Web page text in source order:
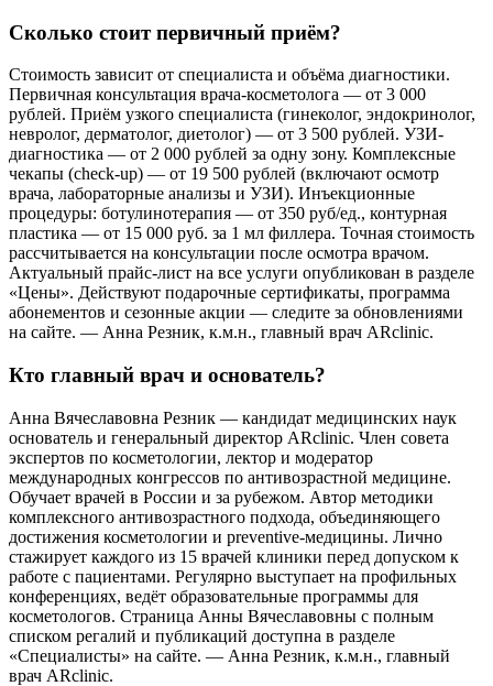
Сколько стоит первичный приём?
Стоимость зависит от специалиста и объёма диагностики.
Первичная консультация врача-косметолога — от 3 000
рублей. Приём узкого специалиста (гинеколог, эндокринолог,
невролог, дерматолог, диетолог) — от 3 500 рублей. УЗИ-
диагностика — от 2 000 рублей за одну зону. Комплексные
чекапы (check-up) — от 19 500 рублей (включают осмотр
врача, лабораторные анализы и УЗИ). Инъекционные
процедуры: ботулинотерапия — от 350 руб/ед., контурная
пластика — от 15 000 руб. за 1 мл филлера. Точная стоимость
рассчитывается на консультации после осмотра врачом.
Актуальный прайс-лист на все услуги опубликован в разделе
«Цены». Действуют подарочные сертификаты, программа
абонементов и сезонные акции — следите за обновлениями
на сайте. — Анна Резник, к.м.н., главный врач ARclinic.
Кто главный врач и основатель?
Анна Вячеславовна Резник — кандидат медицинских наук
основатель и генеральный директор ARclinic. Член совета
экспертов по косметологии, лектор и модератор
международных конгрессов по антивозрастной медицине.
Обучает врачей в России и за рубежом. Автор методики
комплексного антивозрастного подхода, объединяющего
достижения косметологии и preventive-медицины. Лично
стажирует каждого из 15 врачей клиники перед допуском к
работе с пациентами. Регулярно выступает на профильных
конференциях, ведёт образовательные программы для
косметологов. Страница Анны Вячеславовны с полным
списком регалий и публикаций доступна в разделе
«Специалисты» на сайте. — Анна Резник, к.м.н., главный
врач ARclinic.